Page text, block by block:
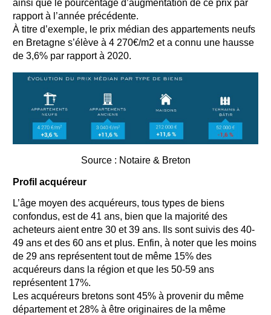
ainsi que le pourcentage d’augmentation de ce prix par
rapport à l’année précédente.
À titre d’exemple, le prix médian des appartements neufs
en Bretagne s’élève à 4 270€/m2 et a connu une hausse
de 3,6% par rapport à 2020.
Source : Notaire & Breton
Profil acquéreur
L’âge moyen des acquéreurs, tous types de biens
confondus, est de 41 ans, bien que la majorité des
acheteurs aient entre 30 et 39 ans. Ils sont suivis des 40-
49 ans et des 60 ans et plus. Enfin, à noter que les moins
de 29 ans représentent tout de même 15% des
acquéreurs dans la région et que les 50-59 ans
représentent 17%.
Les acquéreurs bretons sont 45% à provenir du même
département et 28% à être originaires de la même